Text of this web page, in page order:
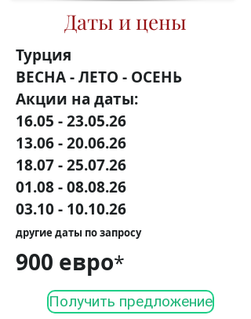
Даты и цены
Турция
ВЕСНА - ЛЕТО - ОСЕНЬ
Акции на даты:
16.05 - 23.05.26
13.06- 20.06.26
18.07- 25.07.26
01.08 - 08.08.26
03.10 - 10.10.26
другие даты по запросу
900 евро*
Получить предложение